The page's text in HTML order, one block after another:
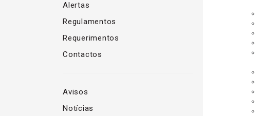
Alertas
Regulamentos
Requerimentos
Contactos
Avisos
Notícias